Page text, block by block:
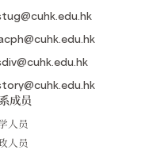
成员
人员
人员